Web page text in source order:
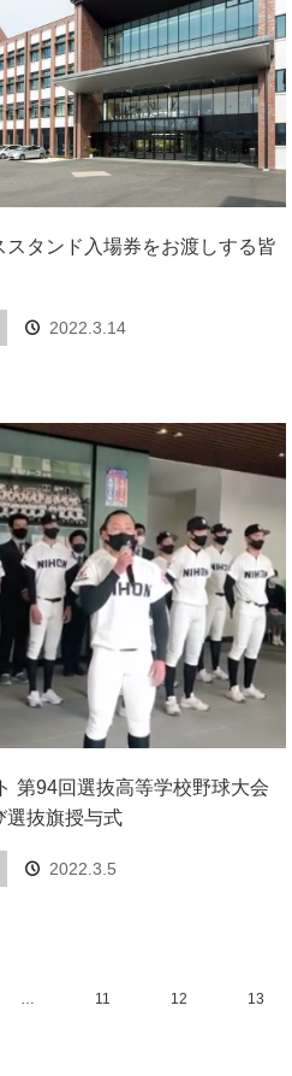
スタンド入場券をお渡しする皆
2022.3.14
第94回選抜高等学校野球大会
選抜旗授与式
2022.3.5
… 11 12 13